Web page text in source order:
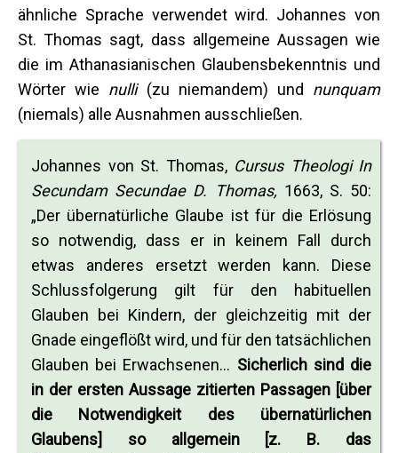
ähnliche Sprache verwendet wird. Johannes von
St. Thomas sagt, dass allgemeine Aussagen wie
die im Athanasianischen Glaubensbekenntnis und
Wörter wie nulli(zu niemandem) und nunquam
(niemals) alle Ausnahmen ausschließen.
Johannes von St. Thomas, Cursus Theologi In
Secundam Secundae D. Thomas, 1663, S. 50:
„Der übernatürliche Glaube ist für die Erlösung
so notwendig, dass er in keinem Fall durch
etwas anderes ersetzt werden kann. Diese
Schlussfolgerung gilt für den habituellen
Glauben bei Kindern, der gleichzeitig mit der
Gnade eingeflößt wird, und für den tatsächlichen
Glauben bei Erwachsenen... Sicherlich sind die
in der ersten Aussage zitierten Passagen [über
die Notwendigkeit des übernatürlichen
Glaubens] so allgemein [z. B. das